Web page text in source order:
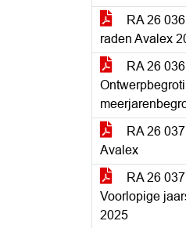
RA 26
raden Avalex
RA 26
RA 26
Avalex
RA 26
Voorlopige
2025